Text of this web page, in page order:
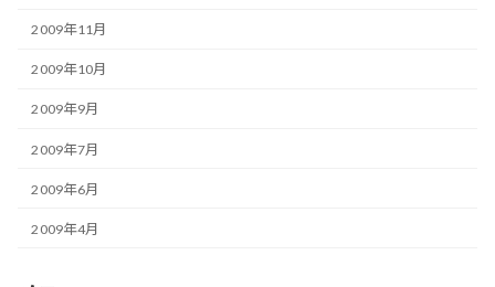
2009年11月
2009年10月
2009年9月
2009年7月
2009年6月
2009年4月